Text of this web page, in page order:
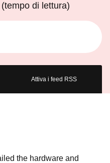
di lettura)
Attiva i feed RSS
the hardware and